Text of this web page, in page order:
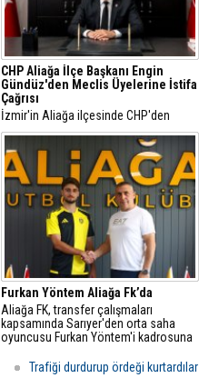
CHP Aliağa İlçe Başkanı Engin
Gündüz'den Meclis Üyelerine İstifa
Çağrısı
İzmir'in Aliağa ilçesinde CHP'den
ayrılan ve ayrılması gündemde olan
belediye meclis üyelerine tepki
gösteren CHP Aliağa İlçe Başkanı
Engin Gündüz, yazılı bir açıklama
yaparak meclis üyeliği görevlerinden
de istifa edilmesini istedi.
Furkan Yöntem Aliağa Fk’da
​Aliağa FK, transfer çalışmaları
kapsamında Sarıyer'den orta saha
oyuncusu Furkan Yöntem'i kadrosuna
Trafiği durdurup ördeği kurtardılar